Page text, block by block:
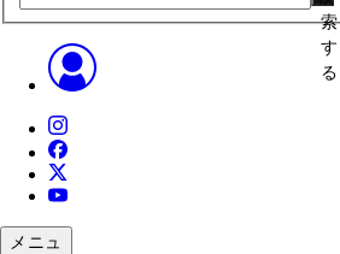
索
す
る
メニュ